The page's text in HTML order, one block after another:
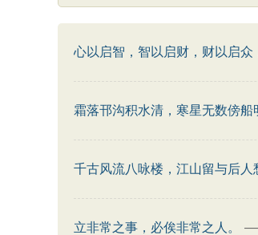
心以启智，智以启财，财以启众
霜落邗沟积水清，寒星无数傍船
千古风流八咏楼，江山留与后人
立非常之事，必俟非常之人。